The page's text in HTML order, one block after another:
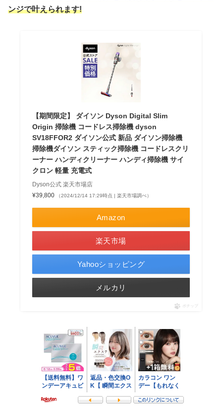
ンジで叶えられます!
【期間限定】 ダイソン Dyson Digital Slim
Origin 掃除機 コードレス掃除機 dyson
SV18FFOR2 ダイソン公式 新品 ダイソン掃除機
掃除機ダイソン スティック掃除機 コードレスクリ
ーナー ハンディクリーナー ハンディ掃除機 サイ
クロン 軽量 充電式
Dyson公式 楽天市場店
¥39,800
（2024/12/14 17:29時点 | 楽天市場調べ）
Amazon
楽天市場
Yahooショッピング
メルカリ
ポチップ